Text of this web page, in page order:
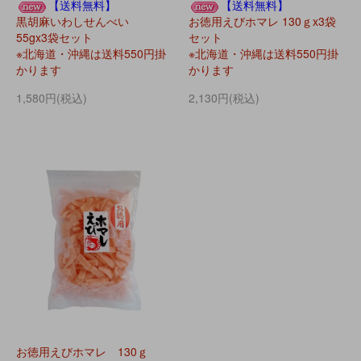
【送料無料】
黒胡麻いわしせんべい
55gx3袋セット
※北海道・沖縄は送料550円掛
かります
1,580円(税込)
【送料無料】
お徳用えびホマレ 130ｇx3袋
セット
※北海道・沖縄は送料550円掛
かります
2,130円(税込)
お徳用えびホマレ 130ｇ